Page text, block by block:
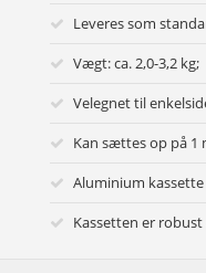
Leveres som
Vægt: ca. 2,0-3,2 kg;
Velegnet til
Kan sættes op på 1
Aluminium
Kassetten er